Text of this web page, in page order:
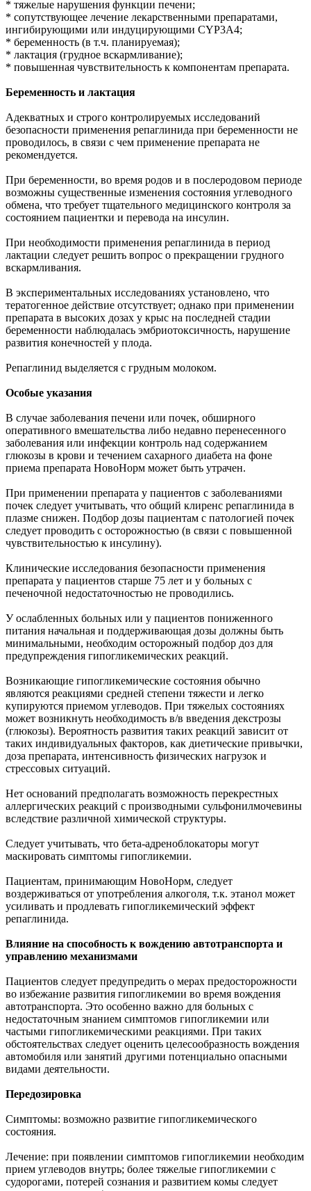
* тяжелые нарушения функции печени;
* сопутствующее лечение лекарственными препаратами,
ингибирующими или индуцирующими CYP3A4;
* беременность (в т.ч. планируемая);
* лактация (грудное вскармливание);
* повышенная чувствительность к компонентам препарата.
Беременность и лактация
Адекватных и строго контролируемых исследований
безопасности применения репаглинида при беременности не
проводилось, в связи с чем применение препарата не
рекомендуется.
При беременности, во время родов и в послеродовом периоде
возможны существенные изменения состояния углеводного
обмена, что требует тщательного медицинского контроля за
состоянием пациентки и перевода на инсулин.
При необходимости применения репаглинида в период
лактации следует решить вопрос о прекращении грудного
вскармливания.
В экспериментальных исследованиях установлено, что
тератогенное действие отсутствует; однако при применении
препарата в высоких дозах у крыс на последней стадии
беременности наблюдалась эмбриотоксичность, нарушение
развития конечностей у плода.
Репаглинид выделяется с грудным молоком.
Особые указания
В случае заболевания печени или почек, обширного
оперативного вмешательства либо недавно перенесенного
заболевания или инфекции контроль над содержанием
глюкозы в крови и течением сахарного диабета на фоне
приема препарата НовоНорм может быть утрачен.
При применении препарата у пациентов с заболеваниями
почек следует учитывать, что общий клиренс репаглинида в
плазме снижен. Подбор дозы пациентам с патологией почек
следует проводить с осторожностью (в связи с повышенной
чувствительностью к инсулину).
Клинические исследования безопасности применения
препарата у пациентов старше 75 лет и у больных с
печеночной недостаточностью не проводились.
У ослабленных больных или у пациентов пониженного
питания начальная и поддерживающая дозы должны быть
минимальными, необходим осторожный подбор доз для
предупреждения гипогликемических реакций.
Возникающие гипогликемические состояния обычно
являются реакциями средней степени тяжести и легко
купируются приемом углеводов. При тяжелых состояниях
может возникнуть необходимость в/в введения декстрозы
(глюкозы). Вероятность развития таких реакций зависит от
таких индивидуальных факторов, как диетические привычки,
доза препарата, интенсивность физических нагрузок и
стрессовых ситуаций.
Нет оснований предполагать возможность перекрестных
аллергических реакций с производными сульфонилмочевины
вследствие различной химической структуры.
Следует учитывать, что бета-адреноблокаторы могут
маскировать симптомы гипогликемии.
Пациентам, принимающим НовоНорм, следует
воздерживаться от употребления алкоголя, т.к. этанол может
усиливать и продлевать гипогликемический эффект
репаглинида.
Влияние на способность к вождению автотранспорта и
управлению механизмами
Пациентов следует предупредить о мерах предосторожности
во избежание развития гипогликемии во время вождения
автотранспорта. Это особенно важно для больных с
недостаточным знанием симптомов гипогликемии или
частыми гипогликемическими реакциями. При таких
обстоятельствах следует оценить целесообразность вождения
автомобиля или занятий другими потенциально опасными
видами деятельности.
Передозировка
Симптомы: возможно развитие гипогликемического
состояния.
Лечение: при появлении симптомов гипогликемии необходим
прием углеводов внутрь; более тяжелые гипогликемии с
судорогами, потерей сознания и развитием комы следует